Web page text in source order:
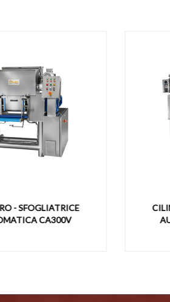
CILINDRO -
AUTOMATICA